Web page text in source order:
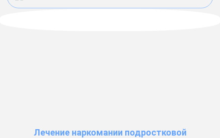
Лечение наркомании подростковой